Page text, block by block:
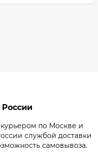
России
по Москве и
службой доставки
самовывоза.